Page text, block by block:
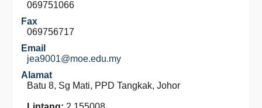
069751066
Fax
069756717
Email
jea9001@moe.edu.my
Alamat
Batu 8, Sg Mati, PPD Tangkak, Johor